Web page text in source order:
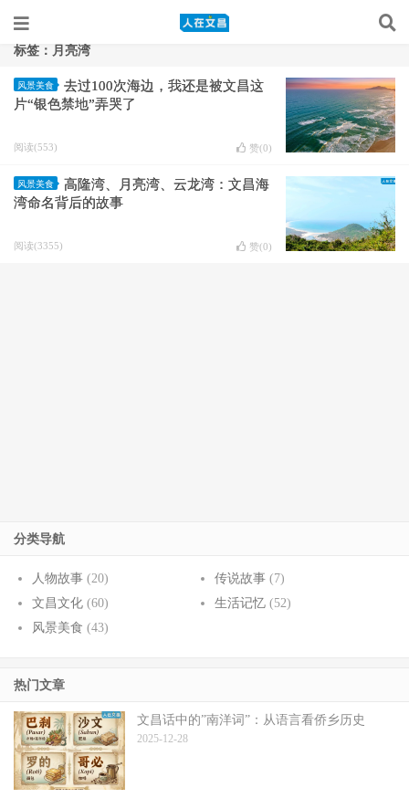
标签：月亮湾
风景美食
去过100次海边，我还是被文昌这
片“银色禁地”弄哭了
阅读(553) 赞(0)
风景美食
高隆湾、月亮湾、云龙湾：文昌海
湾命名背后的故事
阅读(3355) 赞(0)
分类导航
人物故事 (20) 传说故事(7)
文昌文化 (60) 生活记忆(52)
风景美食 (43)
热门文章
文昌话中的”南洋词”：从语言看侨乡历史
2025-12-28